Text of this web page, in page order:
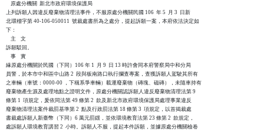
    原處分機關  新北市政府環境保護局
上列訴願人因違反廢棄物清理法事件，不服原處分機關民國 106  年 5  月 3  日新
北環稽字第 40-106-050011  號裁處書所為之處分，提起訴願一案，本府依法決定如
下：
    主    文
訴願駁回。
    事    實
緣原處分機關於民國（下同）106 年 1  月 9  日 13 時許會同本府警察局中和分局
員警，於本市中和區中山路 2  段與板南路口執行攔查專案，查獲訴願人駕駛其所有
之車輛（車號：0000-00 ，下稱系爭車輛）載運廢棄物（磚塊、磁磚），未隨車持有
廢棄物產生源及處理地點之證明文件，原處分機關認訴願人違反廢棄物清理法第 9
條第 1  項規定，爰依同法第 49 條第 2  款及新北市政府環境保護局處理事業違反
廢棄物清理法案件裁罰基準第 2  點及行政罰法第 18 條第 3  項規定，以首揭裁處
書裁處訴願人新臺幣（下同）6 萬元罰鍰，並依環境教育法第 23 條第 2  款規定，
處訴願人環境教育講習 2  小時。訴願人不服，提起本件訴願，並據原處分機關檢卷